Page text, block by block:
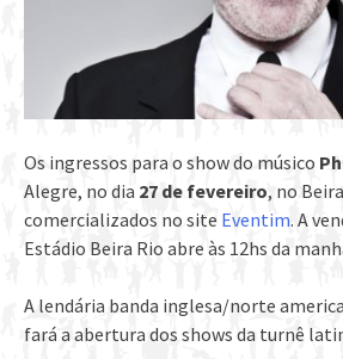
Os ingressos para o show do músico
Alegre, no dia 27 de fevereiro, no
comercializados no site Eventim. A
Estádio Beira Rio abre às 12hs da
A lendária banda inglesa/norte
fará a abertura dos shows da turnê